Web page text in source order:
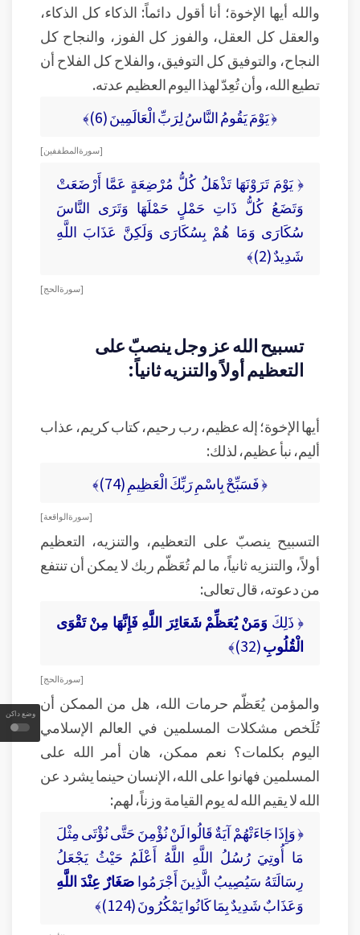
وضع داكن
والله أيها الإخوة؛ أنا أقول دائماً: الذكاء كل الذكاء،
والعقل كل العقل، والفوز كل الفوز، والنجاح كل
النجاح، والتوفيق كل التوفيق، والفلاح كل الفلاح أن
تطيع الله، وأن تُعِدّ لهذا اليوم العظيم عدته.
﴿ يَوْمَ يَقُومُ النَّاسُ لِرَبِّ الْعَالَمِينَ (6)﴾
[ سورة المطففين ]
﴿ يَوْمَ تَرَوْنَهَا تَذْهَلُ كُلُّ مُرْضِعَةٍ عَمَّا أَرْضَعَتْ
وَتَضَعُ كُلُّ ذَاتِ حَمْلٍ حَمْلَهَا وَتَرَى النَّاسَ
سُكَارَى وَمَا هُمْ بِسُكَارَى وَلَكِنَّ عَذَابَ اللَّهِ
شَدِيدٌ (2)﴾
[ سورة الحج ]
تسبيح الله عز وجل ينصبّ على
التعظيم أولاً والتنزيه ثانياً:
أيها الإخوة؛ إله عظيم، رب رحيم، كتاب كريم، عذاب
أليم، نبأ عظيم، لذلك:
﴿ فَسَبِّحْ بِاسْمِ رَبِّكَ الْعَظِيمِ (74)﴾
[ سورة الواقعة ]
التسبيح ينصبّ على التعظيم، والتنزيه، التعظيم
أولاً، والتنزيه ثانياً، ما لم تُعَظّم ربك لا يمكن أن تنتفع
من دعوته، قال تعالى:
﴿ ذَلِكَ وَمَنْ يُعَظِّمْ شَعَائِرَ اللَّهِ فَإِنَّهَا مِنْ تَقْوَى
الْقُلُوبِ(32)﴾
[ سورة الحج ]
والمؤمن يُعَظّم حرمات الله، هل من الممكن أن
تُلَخص مشكلات المسلمين في العالم الإسلامي
اليوم بكلمات؟ نعم ممكن، هان أمر الله على
المسلمين فهانوا على الله، الإنسان حينما يشرد عن
الله لا يقيم الله له يوم القيامة وزناً، لهم:
﴿ وَإِذَا جَاءَتْهُمْ آيَةٌ قَالُوا لَنْ نُؤْمِنَ حَتَّى نُؤْتَى مِثْلَ
مَا أُوتِيَ رُسُلُ اللَّهِ اللَّهُ أَعْلَمُ حَيْثُ يَجْعَلُ
رِسَالَتَهُ سَيُصِيبُ الَّذِينَ أَجْرَمُواصَغَارٌ عِنْدَ اللَّهِ
وَعَذَابٌ شَدِيدٌ بِمَا كَانُوا يَمْكُرُونَ (124)﴾